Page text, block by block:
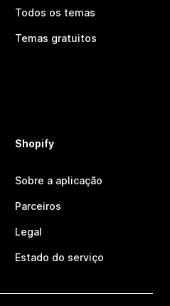
Todos os temas
Temas gratuitos
Shopify
Sobre a aplicação
Parceiros
Legal
Estado do serviço